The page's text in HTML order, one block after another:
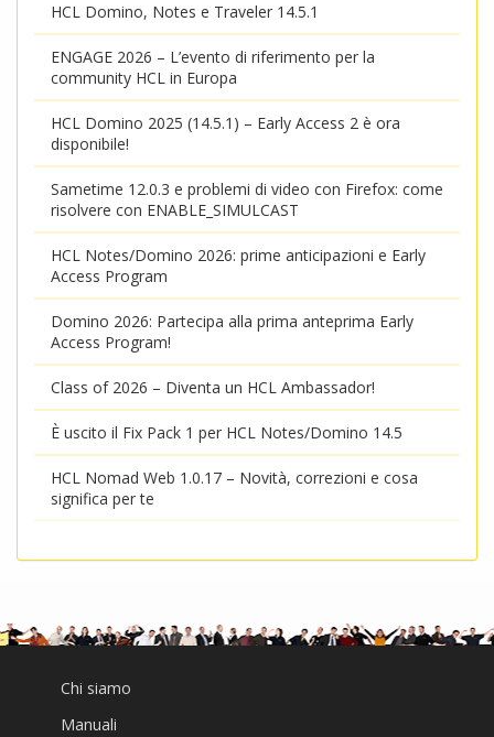
HCL Domino, Notes e Traveler 14.5.1
ENGAGE 2026 – L’evento di riferimento per la
community HCL in Europa
HCL Domino 2025 (14.5.1) – Early Access 2 è ora
disponibile!
Sametime 12.0.3 e problemi di video con Firefox: come
risolvere con ENABLE_SIMULCAST
HCL Notes/Domino 2026: prime anticipazioni e Early
Access Program
Domino 2026: Partecipa alla prima anteprima Early
Access Program!
Class of 2026 – Diventa un HCL Ambassador!
È uscito il Fix Pack 1 per HCL Notes/Domino 14.5
HCL Nomad Web 1.0.17 – Novità, correzioni e cosa
significa per te
Chi siamo
Manuali